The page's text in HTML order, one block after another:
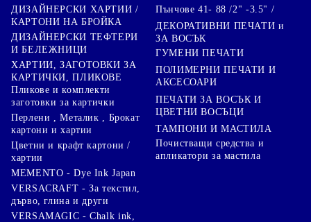
ДИЗАЙНЕРСКИ ХАРТИИ /
КАРТОНИ НА БРОЙКА
ДИЗАЙНЕРСКИ ТЕФТЕРИ
И БЕЛЕЖНИЦИ
ХАРТИИ, ЗАГОТОВКИ ЗА
КАРТИЧКИ, ПЛИКОВЕ
Пликове и комплекти
заготовки за картички
Перлени , Металик , Брокат
картони и хартии
Цветни и крафт картони /
хартии
Пънчове 41- 88 /2" -3.5" /
ДЕКОРАТИВНИ ПЕЧАТИ и
ЗА ВОСЪК
ГУМЕНИ ПЕЧАТИ
ПОЛИМЕРНИ ПЕЧАТИ И
АКСЕСОАРИ
ПЕЧАТИ ЗА ВОСЪК И
ЦВЕТНИ ВОСЪЦИ
ТАМПОНИ И МАСТИЛА
Почистващи средства и
апликатори за мастила
MEMENTO - Dye Ink Japan
VERSACRAFT - За текстил,
дърво, глина и други
VERSAMAGIC - Chalk ink,